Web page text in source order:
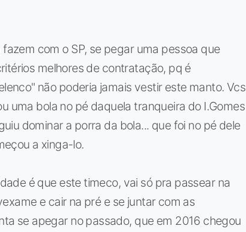
com o SP, se pegar uma pessoa que
melhores de contratação, pq é
não poderia jamais vestir este manto. Vcs
uma bola no pé daquela tranqueira do I.Gomes
dominar a porra da bola... que foi no pé dele
a xinga-lo.
é que este timeco, vai só pra passear na
e cair na pré e se juntar com as
se apegar no passado, que em 2016 chegou